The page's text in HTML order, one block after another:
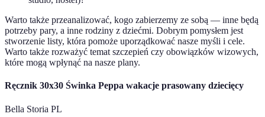
Warto także przeanalizować, kogo zabierzemy ze sobą — inne będą
potrzeby pary, a inne rodziny z dziećmi. Dobrym pomysłem jest
stworzenie listy, która pomoże uporządkować nasze myśli i cele.
Warto także rozważyć temat szczepień czy obowiązków wizowych,
które mogą wpłynąć na nasze plany.
Ręcznik 30x30 Świnka Peppa wakacje prasowany dziecięcy
Bella Storia PL